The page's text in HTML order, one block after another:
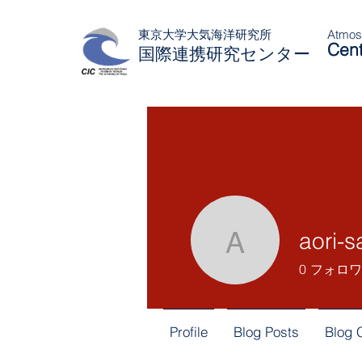
東京大学大気海洋研究所
国際連携研究センター
aori- aori-
0 フォロ
Profile Blog Posts Blog